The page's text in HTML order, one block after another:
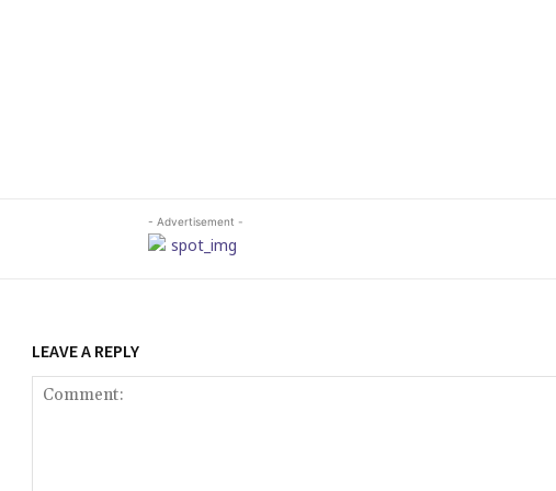
- Advertisement -
LEAVE A REPLY